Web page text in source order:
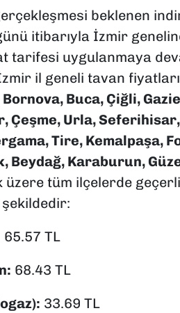
beklenen
itibarıyla İzmir
tarifesi uygulanmaya
il geneli tavan fiyatları
Bornova, Buca, Çiğli,
Çeşme, Urla,
Tire, Kemalpaşa,
Beydağ, Karaburun,
üzere tüm ilçelerde
65.57 TL
68.43 TL
33.69 TL